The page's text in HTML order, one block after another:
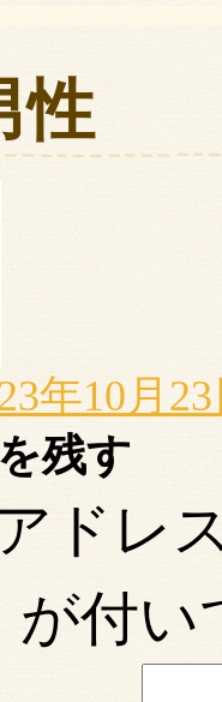
性
年10月23
残す
ドレ
が付い